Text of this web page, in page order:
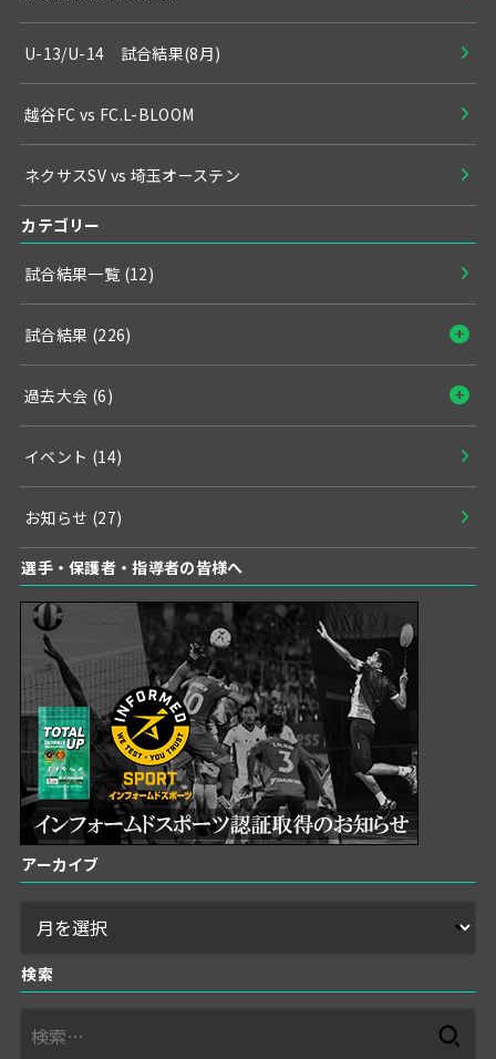
U-13/U-14 試合結果(8月)
越谷FC vs FC.L-BLOOM
ネクサスSV vs 埼玉オーステン
カテゴリー
試合結果一覧 (12)
試合結果 (226)
過去大会 (6)
イベント (14)
お知らせ (27)
選手・保護者・指導者の皆様へ
アーカイブ
検索